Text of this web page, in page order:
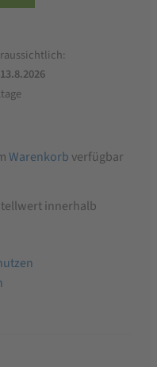
Warenkorb verfügbar
innerhalb